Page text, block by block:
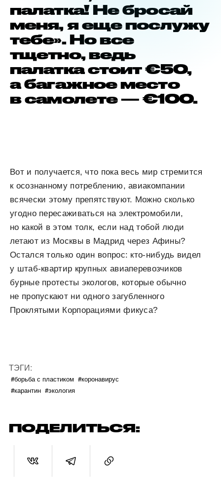
палатка! Не бросай
меня, я еще послужу
тебе». Но все
тщетно, ведь
палатка стоит €50,
а багажное место
в самолете — €100.
Вот и получается, что пока весь мир стремится
к осознанному потреблению, авиакомпании
всячески этому препятствуют. Можно сколько
угодно пересаживаться на электромобили,
но какой в этом толк, если над тобой люди
летают из Москвы в Мадрид через Афины?
Остался только один вопрос: кто-нибудь видел
у штаб-квартир крупных авиаперевозчиков
бурные протесты экологов, которые обычно
не пропускают ни одного загубленного
Проклятыми Корпорациями фикуса?
ТЭГИ:
#борьба с пластиком #коронавирус
#карантин #экология
ПОДЕЛИТЬСЯ: